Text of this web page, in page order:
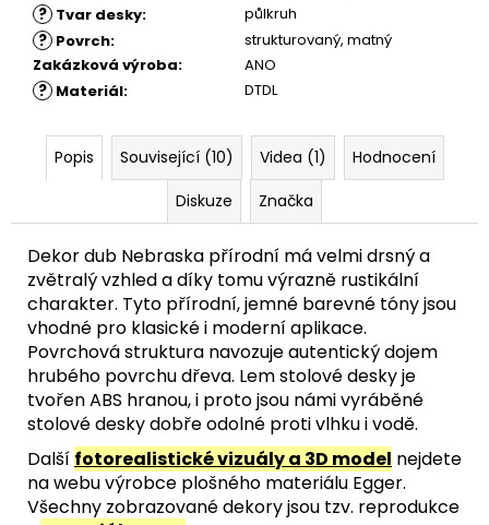
? Tvar desky: půlkruh
? Povrch: strukturovaný, matný
Zakázková výroba: ANO
? Materiál: DTDL
Popis Související (10) Videa (1)
Hodnocení
Diskuze
Značka
Dekor dub Nebraska přírodní má velmi drsný a
zvětralý vzhled a díky tomu výrazně rustikální
charakter. Tyto přírodní, jemné barevné tóny jsou
vhodné pro klasické i moderní aplikace.
Povrchová struktura navozuje autentický dojem
hrubého povrchu dřeva. Lem stolové desky je
tvořen ABS hranou, i proto jsou námi vyráběné
stolové desky dobře odolné proti vlhku i vodě.
Další fotorealistické vizuály a 3D model nejdete
na webu výrobce plošného materiálu Egger.
Všechny zobrazované dekory jsou tzv. reprodukce